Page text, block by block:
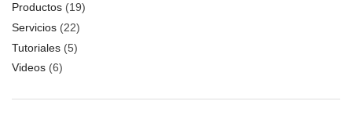
Productos (19)
Servicios (22)
Tutoriales (5)
Videos (6)